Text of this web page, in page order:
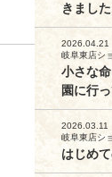
きました
2026.04.21
岐阜東店シ
小さな
園に行
2026.03.11
岐阜東店シ
はじめ